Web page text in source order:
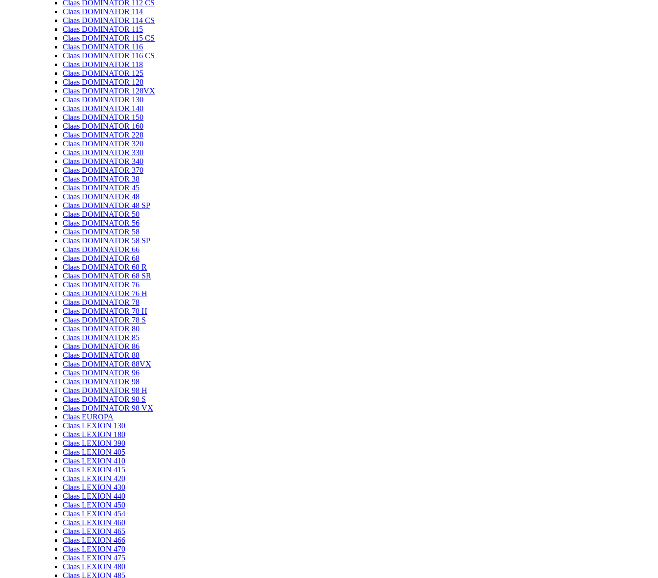
Claas DOMINATOR 112 CS
Claas DOMINATOR 114
Claas DOMINATOR 114 CS
Claas DOMINATOR 115
Claas DOMINATOR 115 CS
Claas DOMINATOR 116
Claas DOMINATOR 116 CS
Claas DOMINATOR 118
Claas DOMINATOR 125
Claas DOMINATOR 128
Claas DOMINATOR 128VX
Claas DOMINATOR 130
Claas DOMINATOR 140
Claas DOMINATOR 150
Claas DOMINATOR 160
Claas DOMINATOR 228
Claas DOMINATOR 320
Claas DOMINATOR 330
Claas DOMINATOR 340
Claas DOMINATOR 370
Claas DOMINATOR 38
Claas DOMINATOR 45
Claas DOMINATOR 48
Claas DOMINATOR 48 SP
Claas DOMINATOR 50
Claas DOMINATOR 56
Claas DOMINATOR 58
Claas DOMINATOR 58 SP
Claas DOMINATOR 66
Claas DOMINATOR 68
Claas DOMINATOR 68 R
Claas DOMINATOR 68 SR
Claas DOMINATOR 76
Claas DOMINATOR 76 H
Claas DOMINATOR 78
Claas DOMINATOR 78 H
Claas DOMINATOR 78 S
Claas DOMINATOR 80
Claas DOMINATOR 85
Claas DOMINATOR 86
Claas DOMINATOR 88
Claas DOMINATOR 88VX
Claas DOMINATOR 96
Claas DOMINATOR 98
Claas DOMINATOR 98 H
Claas DOMINATOR 98 S
Claas DOMINATOR 98 VX
Claas EUROPA
Claas LEXION 130
Claas LEXION 180
Claas LEXION 390
Claas LEXION 405
Claas LEXION 410
Claas LEXION 415
Claas LEXION 420
Claas LEXION 430
Claas LEXION 440
Claas LEXION 450
Claas LEXION 454
Claas LEXION 460
Claas LEXION 465
Claas LEXION 466
Claas LEXION 470
Claas LEXION 475
Claas LEXION 480
Claas LEXION 485